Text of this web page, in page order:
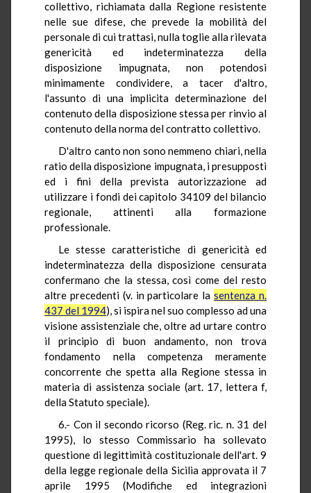
collettivo, richiamata dalla Regione resistente
nelle sue difese, che prevede la mobilità del
personale di cui trattasi, nulla toglie alla rilevata
genericità ed indeterminatezza della
disposizione impugnata, non potendosi
minimamente condividere, a tacer d'altro,
l'assunto di una implicita determinazione del
contenuto della disposizione stessa per rinvio al
contenuto della norma del contratto collettivo.
D'altro canto non sono nemmeno chiari, nella
ratio della disposizione impugnata, i presupposti
ed i fini della prevista autorizzazione ad
utilizzare i fondi dei capitolo 34109 del bilancio
regionale, attinenti alla formazione
professionale.
Le stesse caratteristiche di genericità ed
indeterminatezza della disposizione censurata
confermano che la stessa, così come del resto
altre precedenti (v. in particolare lasentenza n.
437 del 1994), si ispira nel suo complesso ad una
visione assistenziale che, oltre ad urtare contro
il principio di buon andamento, non trova
fondamento nella competenza meramente
concorrente che spetta alla Regione stessa in
materia di assistenza sociale (art. 17, lettera f,
della Statuto speciale).
6.- Con il secondo ricorso (Reg. ric. n. 31 del
1995), lo stesso Commissario ha sollevato
questione di legittimità costituzionale dell'art. 9
della legge regionale della Sicilia approvata il 7
aprile 1995 (Modifiche ed integrazioni